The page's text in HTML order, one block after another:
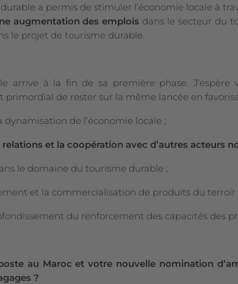
a permis de stimuler l’économie locale à
augmentation des emplois dans le secteur du
le projet de tourisme durable.
arrive à la fin de sa première phase.
primordial de rester sur la même lancée en
dynamisation de l’économie locale ;
relations et la coopération avec d’autres acteurs
le domaine du tourisme durable ;
et la commercialisation de produits du terroir
du renforcement des capacités des
au Maroc et votre nouvelle nomination
?